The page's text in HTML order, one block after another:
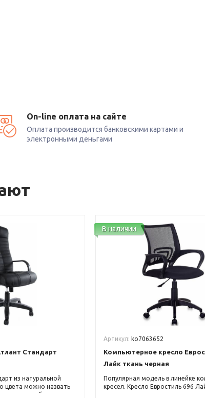
On-line оплата на сайте
Оплата производится банковскими картами и
электронными деньгами
Стандарт
из натуральной
цвета можно назвать
разработок в
В наличии
Артикул: ko7063652
Компьютерное кресло
Лайк ткань черная
Популярная модель в линейке
кресел. Кресло Евростиль 696